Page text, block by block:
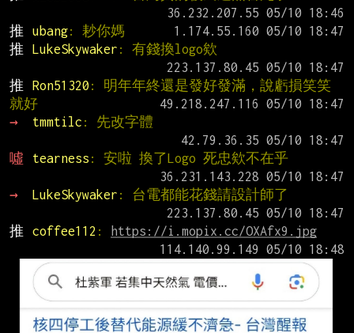
推
ubang: 耖你媽
推
LukeSkywaker : 有錢換logo欸
推
Ron51320 : 明年年終還是發好發滿，說虧損笑笑
就好
→
tmmtilc : 先改字體
噓
tearness : 安啦 換了Logo 死忠欸不在乎
→
LukeSkywaker : 台電都能花錢請設計師了
推
coffee112 :
https://i.mopix.cc/OXAfx9.jpg